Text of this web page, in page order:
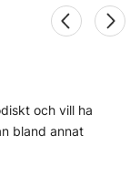
och vill ha
bland annat